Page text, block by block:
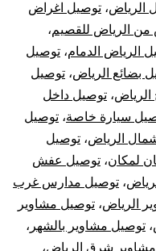
الرياض، توصيل اغراض
الرياض للقصيم،
الرياض الدمام، توصيل
بضائع الرياض، توصيل
، توصيل داخل
سيارة خاصة، توصيل
الرياض، توصيل
لمكان، توصيل عفش
، توصيل مدارس غرب
الرياض، توصيل مشاوير
، توصيل مشاوير بالشهر ،
شرق الرياض،